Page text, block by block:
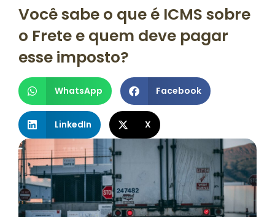
Você sabe o que é ICMS sobre
o Frete e quem deve pagar
esse imposto?
WhatsApp Facebook
LinkedIn X